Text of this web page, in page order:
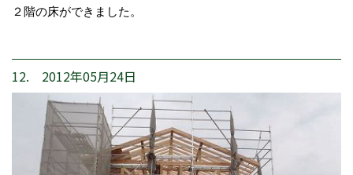
２階の床ができました。
12. 2012年05月24日